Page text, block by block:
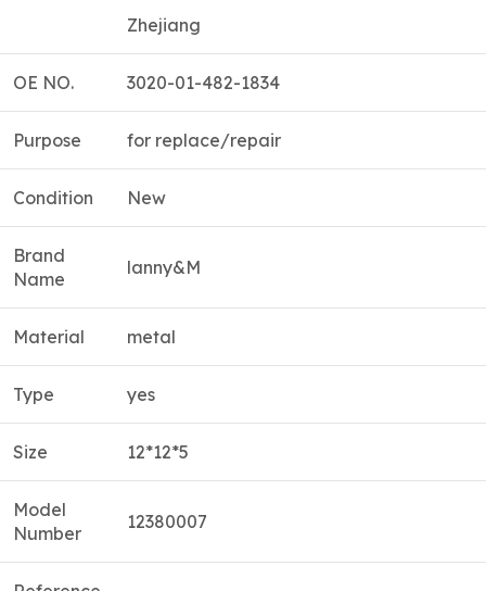
Zhejiang
OE NO. 3020-01-482-1834
Purpose for replace/repair
Condition New
Brand
Name
lanny&M
Material metal
Type yes
Size 12*12*5
Model
Number
12380007